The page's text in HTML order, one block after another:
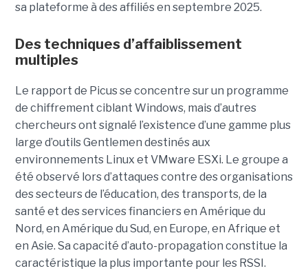
sa plateforme à des affiliés en septembre 2025.
Des techniques d’affaiblissement
multiples
Le rapport de Picus se concentre sur un programme
de chiffrement ciblant Windows, mais d’autres
chercheurs ont signalé l’existence d’une gamme plus
large d’outils Gentlemen destinés aux
environnements Linux et VMware ESXi. Le groupe a
été observé lors d’attaques contre des organisations
des secteurs de l’éducation, des transports, de la
santé et des services financiers en Amérique du
Nord, en Amérique du Sud, en Europe, en Afrique et
en Asie. Sa capacité d’auto-propagation constitue la
caractéristique la plus importante pour les RSSI.